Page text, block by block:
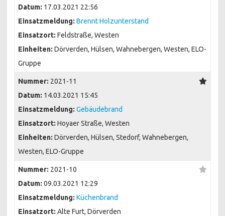
Datum: 17.03.2021 22:56
Einsatzmeldung: Brennt Holzunterstand
Einsatzort: Feldstraße, Westen
Einheiten: Dörverden, Hülsen, Wahnebergen, Westen, ELO-
Gruppe
Nummer: 2021-11
Datum: 14.03.2021 15:45
Einsatzmeldung: Gebäudebrand
Einsatzort: Hoyaer Straße, Westen
Einheiten: Dörverden, Hülsen, Stedorf, Wahnebergen,
Westen, ELO-Gruppe
Nummer: 2021-10
Datum: 09.03.2021 12:29
Einsatzmeldung: Küchenbrand
Einsatzort: Alte Furt, Dörverden